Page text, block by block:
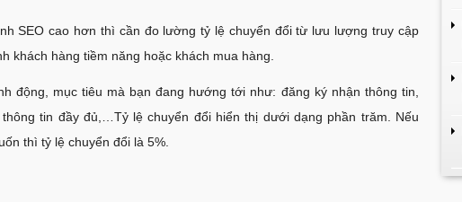
SEO cao hơn thì cần đo lường tỷ lệ chuyển đổi từ lưu lượng truy cập
khách hàng tiềm năng hoặc khách mua hàng.
động, mục tiêu mà bạn đang hướng tới như: đăng ký nhận thông tin,
tin đầy đủ,…Tỷ lệ chuyển đổi hiển thị dưới dạng phần trăm. Nếu
thì tỷ lệ chuyển đổi là 5%.